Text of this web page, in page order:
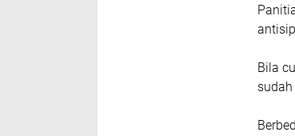
Bila